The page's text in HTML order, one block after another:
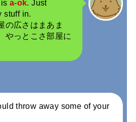
a-ok. Just
stuff in.
の広さはまあま
やっとこさ部屋に
throw away some of your